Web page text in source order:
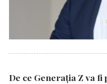
De ce Generația Z va